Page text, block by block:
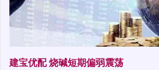
建宝优配 烧碱短期偏弱震荡